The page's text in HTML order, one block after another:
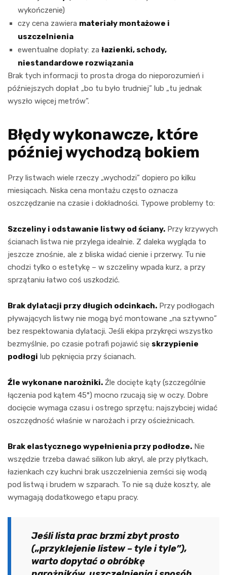
wykończenie)
czy cena zawiera materiały montażowe i
uszczelnienia
ewentualne dopłaty: za łazienki, schody,
niestandardowe rozwiązania
Brak tych informacji to prosta droga do nieporozumień i
późniejszych dopłat „bo tu było trudniej” lub „tu jednak
wyszło więcej metrów”.
Błędy wykonawcze, które
później wychodzą bokiem
Przy listwach wiele rzeczy „wychodzi” dopiero po kilku
miesiącach. Niska cena montażu często oznacza
oszczędzanie na czasie i dokładności. Typowe problemy to:
Szczeliny i odstawanie listwy od ściany. Przy krzywych
ścianach listwa nie przylega idealnie. Z daleka wygląda to
jeszcze znośnie, ale z bliska widać cienie i przerwy. Tu nie
chodzi tylko o estetykę – w szczeliny wpada kurz, a przy
sprzątaniu łatwo coś uszkodzić.
Brak dylatacji przy długich odcinkach. Przy podłogach
pływających listwy nie mogą być montowane „na sztywno”
bez respektowania dylatacji. Jeśli ekipa przykręci wszystko
bezmyślnie, po czasie potrafi pojawić się skrzypienie
podłogi lub pęknięcia przy ścianach.
Źle wykonane narożniki. Źle docięte kąty (szczególnie
łączenia pod kątem 45°) mocno rzucają się w oczy. Dobre
docięcie wymaga czasu i ostrego sprzętu; najszybciej widać
oszczędność właśnie w narożach i przy ościeżnicach.
Brak elastycznego wypełnienia przy podłodze. Nie
wszędzie trzeba dawać silikon lub akryl, ale przy płytkach,
łazienkach czy kuchni brak uszczelnienia zemści się wodą
pod listwą i brudem w szparach. To nie są duże koszty, ale
wymagają dodatkowego etapu pracy.
Jeśli lista prac brzmi zbyt prosto
(„przyklejenie listew – tyle i tyle”),
warto dopytać o obróbkę